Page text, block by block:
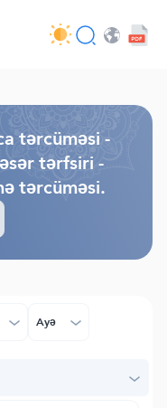
tərcüməsi -
tərfsiri -
tərcüməsi.
Ayə